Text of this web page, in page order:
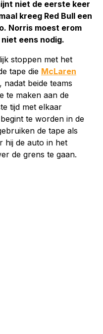
niet de eerste keer
kreeg Red Bull een
Norris moest erom
eens nodig.
stoppen met het
tape die McLaren
beide teams
te maken aan de
tijd met elkaar
te worden in de
de tape als
hij de auto in het
de grens te gaan.